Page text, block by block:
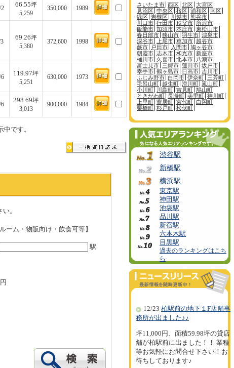
2
66.55坪
5,259
350,000 1989
69.26坪
5,380
372,600 1998
119.97坪
5,251
630,000 1973
6
298.69坪
3,013
900,000 1984
です。
。
ーム・物販向け・飲食可等】
駅
さいたま市 西区 北区 大宮区
見沼区 中央区 桜区 浦和区 南区
緑区 岩槻区 川越市 熊谷市
川口市 行田市 秩父市 所沢市
飯能市 加須市 本庄市 東松山市
春日部市 狭山市 羽生市 鴻巣市
深谷市
上尾市 草加市 越谷市
蕨市
戸田市 入間市 鳩ヶ谷市
朝霞市 志木市 和光市 新座市
桶川市 久喜市 北本市
八潮市
富士見市 三郷市 蓮田市 坂戸市
幸手市 鶴ヶ島市 日高市 吉川市
ふじみ野市 白岡市 伊奈町 三芳町
毛呂山町 越生町 滑川町 嵐山町
小川町
川島町 吉見町 鳩山町
ときがわ町 長瀞町 美里町 神川町
上里町 寄居町 宮代町 白岡町
栗橋町 杉戸町 松伏町
渋谷駅
新橋駅
横浜駅
東京駅
神田駅
池袋駅
品川駅
新宿駅
六本木駅
目黒駅
過去のランキングはこち
ら
12/23 柏駅前の地下１F店舗事
務所が出ました♪♪
坪11,000円、面積59.98坪の貸店
舗が柏駅前に出ました！！ 業種
等お気軽にお問合せ下さい！お
待ちしております♪